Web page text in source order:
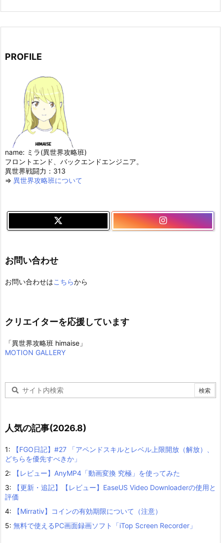
PROFILE
name: ミラ(異世界攻略班)
フロントエンド、バックエンドエンジニア。
異世界戦闘力：313
⇒ 異世界攻略班について
お問い合わせ
お問い合わせはこちらから
クリエイターを応援しています
「異世界攻略班 himaise」
MOTION GALLERY
人気の記事(2026.8)
1:
【FGO日記】#27 「アペンドスキルとレベル上限開放（解放）、
どちらを優先すべきか」
2:
【レビュー】AnyMP4「動画変換 究極」を使ってみた
3:
【更新・追記】【レビュー】EaseUS Video Downloaderの使用と
評価
4:
【Mirrativ】コインの有効期限について（注意）
5: 無料で使えるPC画面録画ソフト「iTop Screen Recorder」